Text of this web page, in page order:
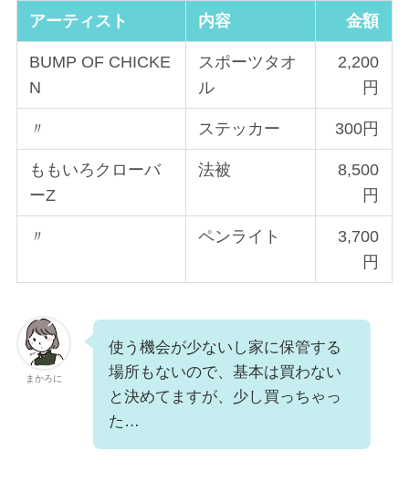
アーティスト 内容 金額
BUMP OF CHICKE
N
スポーツタオ
ル
2,200
円
〃 ステッカー 300円
ももいろクローバ
ーZ
法被
8,500
円
〃 ペンライト
3,700
円
まかろに
使う機会が少ないし家に保管する
場所もないので、基本は買わない
と決めてますが、少し買っちゃっ
た…